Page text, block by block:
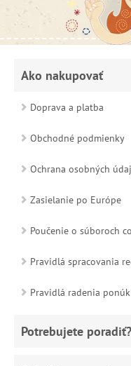
Ako nakupovať
Doprava a platba
Obchodné podmienky
Ochrana osobných
Zasielanie po Európe
Poučenie o súboroch
Pravidlá spracovania
Pravidlá radenia
Potrebujete poradiť?